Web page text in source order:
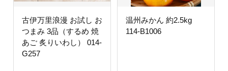
古伊万里浪漫 お試し お
つまみ 3品（するめ 焼
あご 炙りいわし） 014-
G257
温州みかん 約2.5kg
114-B1006